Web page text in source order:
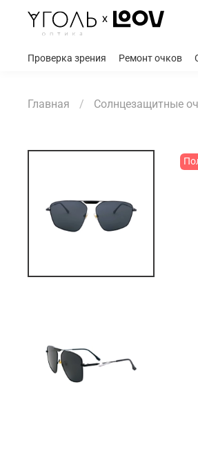
Проверка зрения Ремонт очков
Главная Солнцезащитные